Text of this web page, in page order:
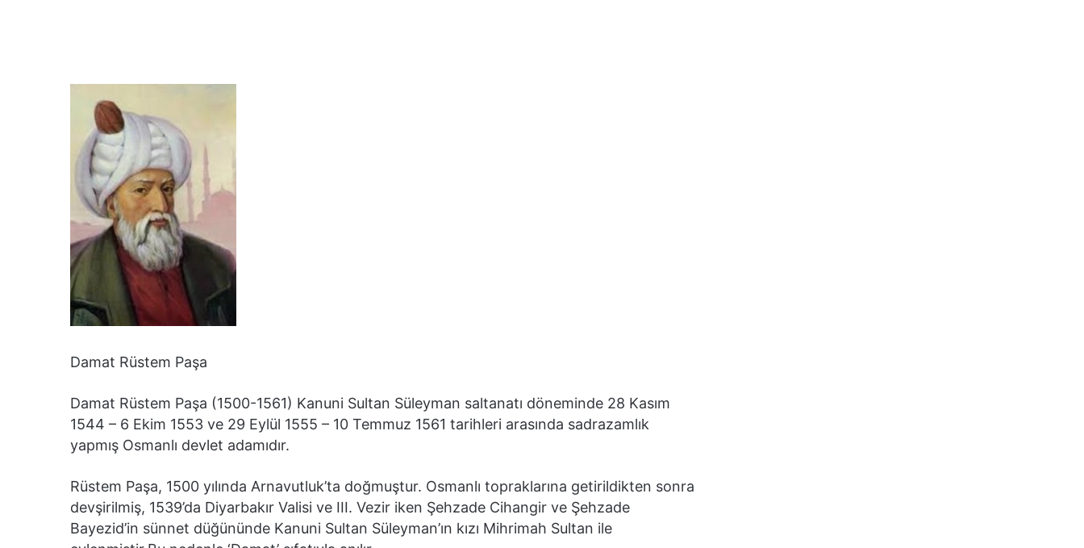
Damat Rüstem Paşa
Damat Rüstem Paşa (1500-1561) Kanuni Sultan Süleyman saltanatı döneminde 28 Kasım
1544 – 6 Ekim 1553 ve 29 Eylül 1555 – 10 Temmuz 1561 tarihleri arasında sadrazamlık
yapmış Osmanlı devlet adamıdır.
Rüstem Paşa, 1500 yılında Arnavutluk’ta doğmuştur. Osmanlı topraklarına getirildikten sonra
devşirilmiş, 1539’da Diyarbakır Valisi ve III. Vezir iken Şehzade Cihangir ve Şehzade
Bayezid’in sünnet düğününde Kanuni Sultan Süleyman’ın kızı Mihrimah Sultan ile